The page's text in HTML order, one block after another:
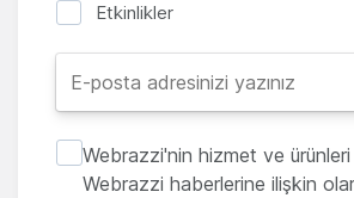
Etkinlikler
Webrazzi'nin hizmet ve ürünleri
Webrazzi haberlerine ilişkin